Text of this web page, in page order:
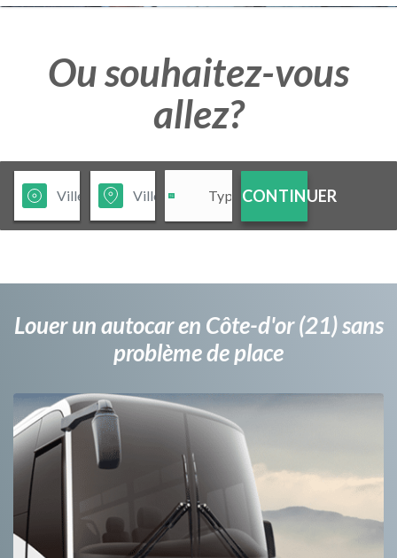
Ou souhaitez-vous
allez?
CONTINUER
Louer un autocar en Côte-d'or (21) sans
problème de place